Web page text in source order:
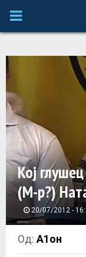
P
I
M
R
M
Кој
(М-р?)
20/07/2012 -
Од:А1он